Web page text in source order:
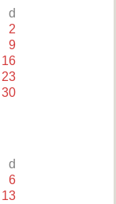
d
2
9
16
23
30
d
6
13